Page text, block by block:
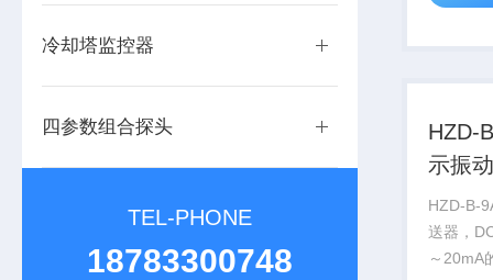
冷却塔监控器
四参数组合探头
TEL-PHONE
18783300748
稳定可
HZD-
示振
HZD-B-
送器，
～20mA